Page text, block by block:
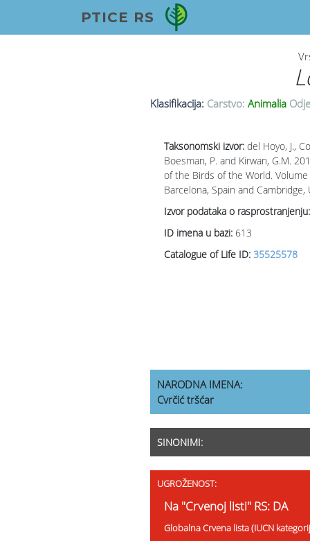
PTICE RS
Klasifikacija: Carstvo: Animalia
Taksonomski izvor: del Hoyo, J.,
Boesman, P. and Kirwan, G.M.
of the Birds of the World.
Barcelona, Spain and Cambridge,
Izvor podataka o rasprostranjenju:
ID imena u bazi: 613
Catalogue of Life ID: 35525578
NARODNA IMENA:
Cvrčić tršćar
SINONIMI:
UGROŽENOST:
Na "Crvenoj listi" RS: DA
Globalna Crvena lista (IUCN